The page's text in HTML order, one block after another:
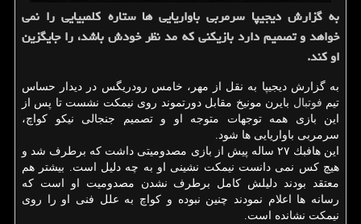
به گزارش دیجیپا سرمربی باواریایی ها ستاره كلمبیایی را نمی
خواهد و تصمیم دارد بازیكنی كه مد نظر خودش باشد، را جایگزین
او كند.
به گزارش دیجیپا به نقل از مهر، خامس رودریگس در دیدار حساس
تیم فوتبال بایرن مونیخ مقابل دورتموند روی نیمكت نشست تا پس از
این بازی همه توجهات متوجه او و تصمیم جنجالی نیكو كواچ،
سرمربی باواریایی ها شود.
این هافبك ۲۷ ساله پیش از بازی مصدومیتی داشت كه برطرف شد و
هیچ كس نمی دانست نیمكت نشینی او به چه دلیل است. بیشتر هم
معتقد بودند دلیلش كامل برطرف نشدن مصدومیت او است كه
رسانه ها اعلام نمودند چنین نبوده و كواچ به علل فنی او را روی
نیمكت نشانده است.